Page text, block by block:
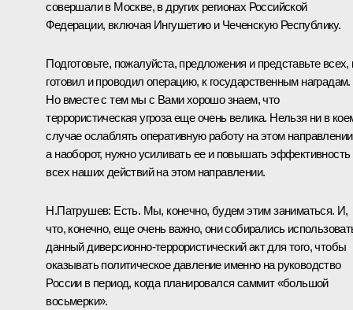
совершали в Москве, в других регионах Российской
Федерации, включая Ингушетию и Чеченскую Республику.
Подготовьте, пожалуйста, предложения и представьте всех,
готовил и проводил операцию, к государственным наградам.
Но вместе с тем мы с Вами хорошо знаем, что
террористическая угроза еще очень велика. Нельзя ни в
случае ослаблять оперативную работу на этом
а наоборот, нужно усиливать ее и повышать эффективность
всех наших действий на этом направлении.
Н.Патрушев: Есть. Мы, конечно, будем этим заниматься. И,
что, конечно, еще очень важно, они собирались
данный диверсионно-террористический акт для того, чтобы
оказывать политическое давление именно на руководство
России в период, когда планировался саммит «большой
восьмерки».